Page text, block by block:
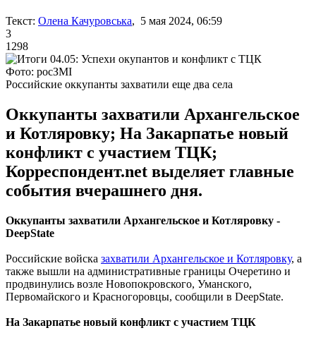
Текст: Олена Качуровська, 5 мая 2024, 06:59
3
1298
Фото: росЗМІ
Российские оккупанты захватили еще два села
Оккупанты захватили Архангельское
и Котляровку; На Закарпатье новый
конфликт с участием ТЦК;
Корреспондент.net выделяет главные
события вчерашнего дня.
Оккупанты захватили Архангельское и Котляровку -
DeepState
Российские войска захватили Архангельское и Котляровку, а
также вышли на административные границы Очеретино и
продвинулись возле Новопокровского, Уманского,
Первомайского и Красногоровцы, сообщили в DeepState.
На Закарпатье новый конфликт с участием ТЦК